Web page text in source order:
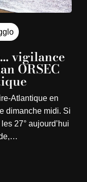
vigilance
ORSEC
Atlantique en
dimanche midi. Si
27° aujourd’hui